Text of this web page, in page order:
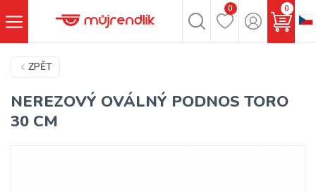
0 0
ZPĚT
NEREZOVÝ OVÁLNÝ PODNOS TORO
30 CM